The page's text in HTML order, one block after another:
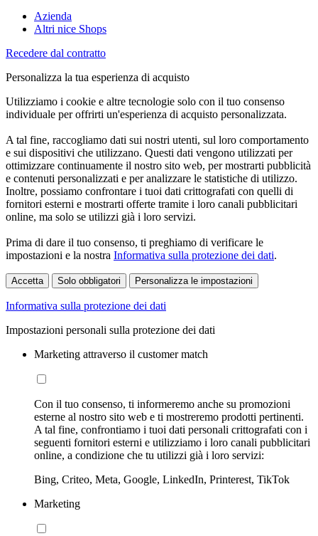
Azienda
Altri nice Shops
Recedere dal contratto
Personalizza la tua esperienza di acquisto
Utilizziamo i cookie e altre tecnologie solo con il tuo consenso
individuale per offrirti un'esperienza di acquisto personalizzata.
A tal fine, raccogliamo dati sui nostri utenti, sul loro comportamento
e sui dispositivi che utilizzano. Questi dati vengono utilizzati per
ottimizzare continuamente il nostro sito web, per mostrarti pubblicità
e contenuti personalizzati e per analizzare le statistiche di utilizzo.
Inoltre, possiamo confrontare i tuoi dati crittografati con quelli di
fornitori esterni e mostrarti offerte tramite i loro canali pubblicitari
online, ma solo se utilizzi già i loro servizi.
Prima di dare il tuo consenso, ti preghiamo di verificare le
impostazioni e la nostra Informativa sulla protezione dei dati.
Accetta Solo obbligatori Personalizza le impostazioni
Informativa sulla protezione dei dati
Impostazioni personali sulla protezione dei dati
Marketing attraverso il customer match
Con il tuo consenso, ti informeremo anche su promozioni
esterne al nostro sito web e ti mostreremo prodotti pertinenti.
A tal fine, confrontiamo i tuoi dati personali crittografati con i
seguenti fornitori esterni e utilizziamo i loro canali pubblicitari
online, a condizione che tu utilizzi già i loro servizi:
Bing, Criteo, Meta, Google, LinkedIn, Printerest, TikTok
Marketing